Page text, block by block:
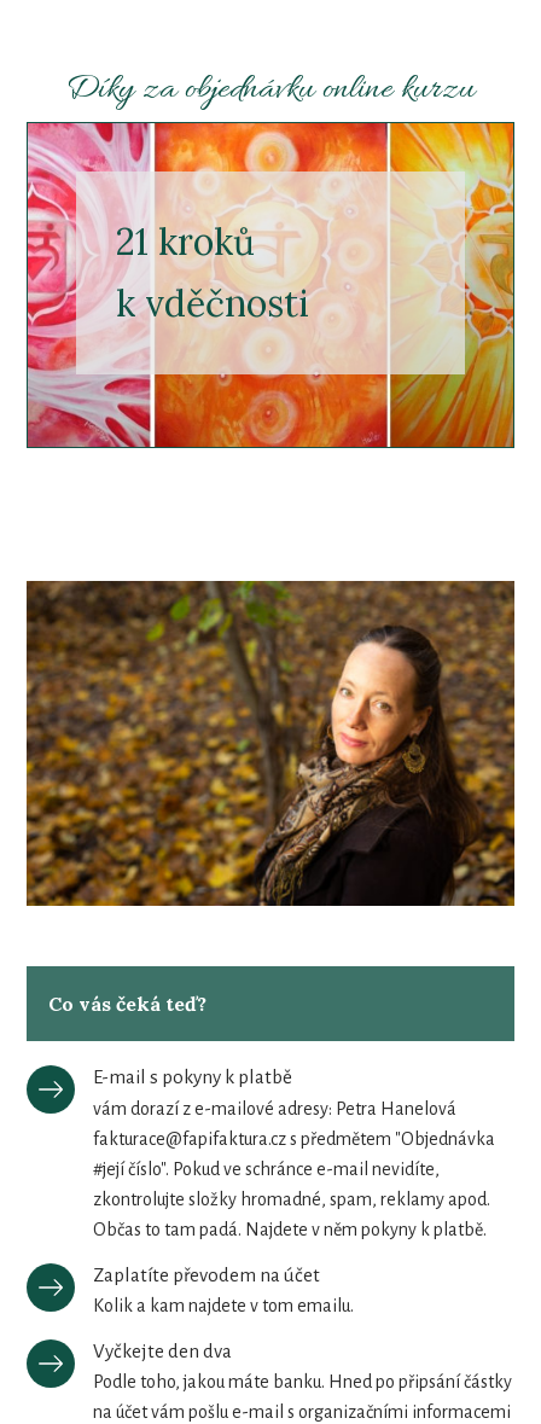
Díky za objednávku online kurzu
21 kroků
k vděčnosti
Co vás čeká teď?
E-mail s pokyny k platbě
vám dorazí z e-mailové adresy: Petra Hanelová
fakturace@fapifaktura.czs předmětem "Objednávka
#její číslo". Pokud ve schránce e-mail nevidíte,
zkontrolujte složky hromadné, spam, reklamy apod.
Občas to tam padá. Najdete v něm pokyny k platbě.
Zaplatíte převodem na účet
Kolik a kam najdete v tom emailu.
Vyčkejte den dva
Podle toho, jakou máte banku. Hned po připsání částky
na účet vám pošlu e-mail s organizačními informacemi